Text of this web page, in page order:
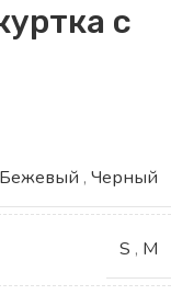
с
Бежевый , Черный
S , M